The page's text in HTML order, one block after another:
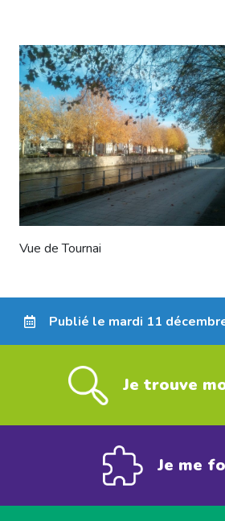
Vue de Tournai
Publié le mardi 11
Je trouve
Je me